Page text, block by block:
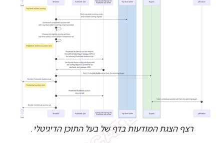
רצף הצגת המודעות בדף של בעל התוכן הדיגיטלי.